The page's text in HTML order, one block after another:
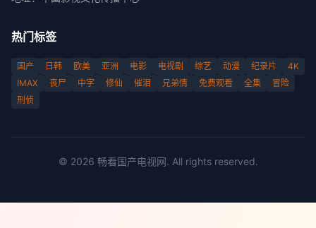
热门标签
国产 日韩 欧美 亚洲 电影 电视剧 综艺 动漫 纪录片
4K
IMAX
丧尸 中字 修仙 催泪 兄弟情 免费观看 全集
冒险
刑侦
© 2026 畅看国产电视网. All rights reserved.